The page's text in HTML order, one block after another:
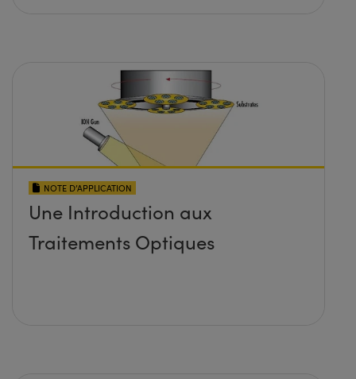
NOTE D’APPLICATION
Une Introduction aux
Traitements Optiques